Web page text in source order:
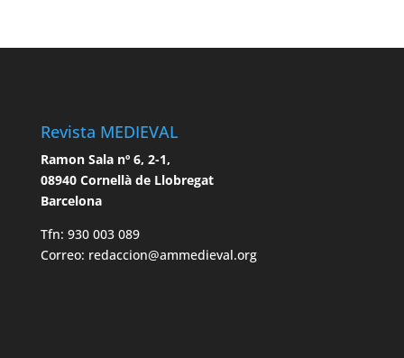
Revista MEDIEVAL
Ramon Sala nº 6, 2-1,
08940 Cornellà de Llobregat
Barcelona
Tfn: 930 003 089
Correo: redaccion@ammedieval.org